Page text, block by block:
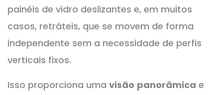
painéis de vidro deslizantes e, em muitos
casos, retráteis, que se movem de forma
independente sem a necessidade de perfis
verticais fixos.
Isso proporciona uma visão panorâmica e